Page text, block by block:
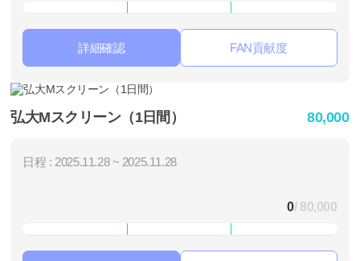
詳細確認 FAN貢献度
弘大Mスクリーン（1日間） 80,000
日程 : 2025.11.28 ~ 2025.11.28
0/ 80,000